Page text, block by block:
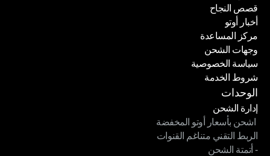
المدونات
قصص النجاح
قصص النجاح
أخبار أوتو
أخبار أوتو
مركز المساعدة
مركز المساعدة
وجهات الشحن
وجهات الشحن
سياسة الخصوصية
سياسة الخصوصية
شروط الخدمة
شروط الخدمة
الوحدات
إدارة الشحن
إدارة الشحن
اشحن بأسعار أوتو المخفضة
اشحن بأسعار أوتو المخفضة
الربط التقني متناغم القنوات
الربط التقني متناغم القنوات
- أتمتة الشحن